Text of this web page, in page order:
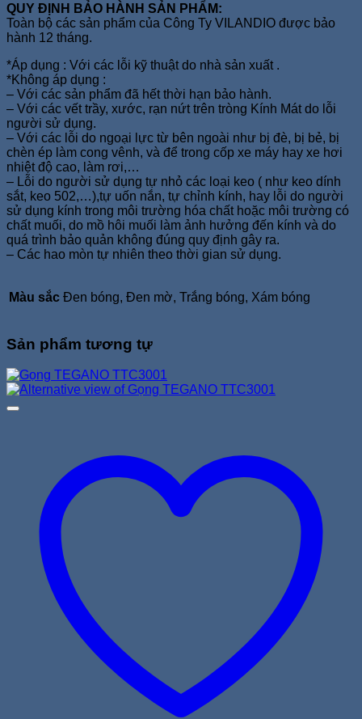
QUY ĐỊNH BẢO HÀNH SẢN PHẨM:
Toàn bộ các sản phẩm của Công Ty VILANDIO được bảo
hành 12 tháng.
*Áp dụng : Với các lỗi kỹ thuật do nhà sản xuất .
*Không áp dụng :
– Với các sản phẩm đã hết thời hạn bảo hành.
– Với các vết trầy, xước, rạn nứt trên tròng Kính Mát do lỗi
người sử dụng.
– Với các lỗi do ngoại lực từ bên ngoài như bị đè, bị bẻ, bị
chèn ép làm cong vênh, và để trong cốp xe máy hay xe hơi
nhiệt độ cao, làm rơi,…
– Lỗi do người sử dụng tự nhỏ các loại keo ( như keo dính
sắt, keo 502,…),tự uốn nắn, tự chỉnh kính, hay lỗi do người
sử dụng kính trong môi trường hóa chất hoặc môi trường có
chất muối, do mồ hôi muối làm ảnh hưởng đến kính và do
quá trình bảo quản không đúng quy định gây ra.
– Các hao mòn tự nhiên theo thời gian sử dụng.
Màu sắc Đen bóng, Đen mờ, Trắng bóng, Xám bóng
Sản phẩm tương tự